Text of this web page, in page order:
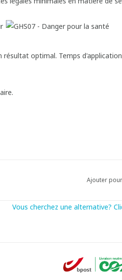
résultat optimal. Temps
Ajouter
Vous cherchez une alternative?